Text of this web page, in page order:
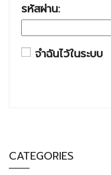
รหัสผ่าน:
จำฉันไว้ในระบบ
CATEGORIES